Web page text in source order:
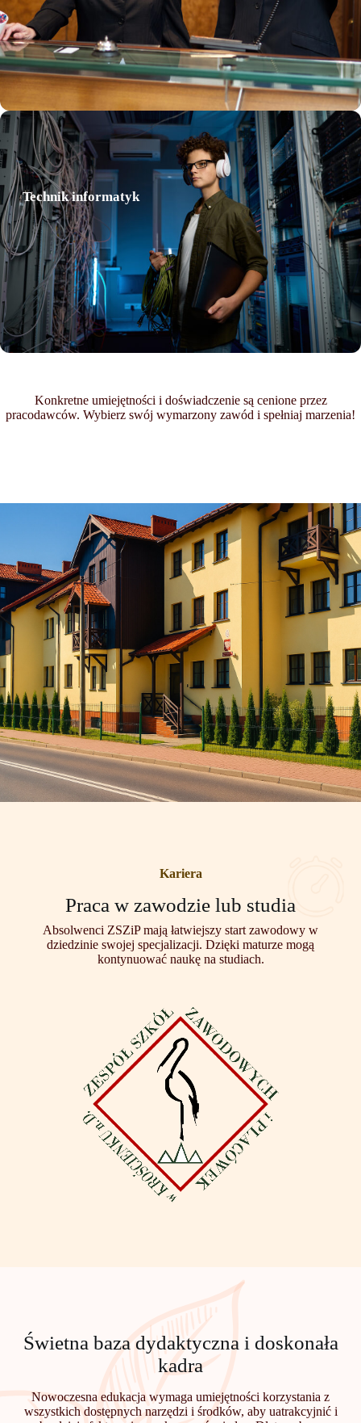
Technikum
Technik informatyk
Konkretne umiejętności i doświadczenie są cenione przez
pracodawców. Wybierz swój wymarzony zawód i spełniaj marzenia!
Kariera
Praca w zawodzie lub studia
Absolwenci ZSZiP mają łatwiejszy start zawodowy w
dziedzinie swojej specjalizacji. Dzięki maturze mogą
kontynuować naukę na studiach.
Świetna baza dydaktyczna i doskonała
kadra
Nowoczesna edukacja wymaga umiejętności korzystania z
wszystkich dostępnych narzędzi i środków, aby uatrakcyjnić i